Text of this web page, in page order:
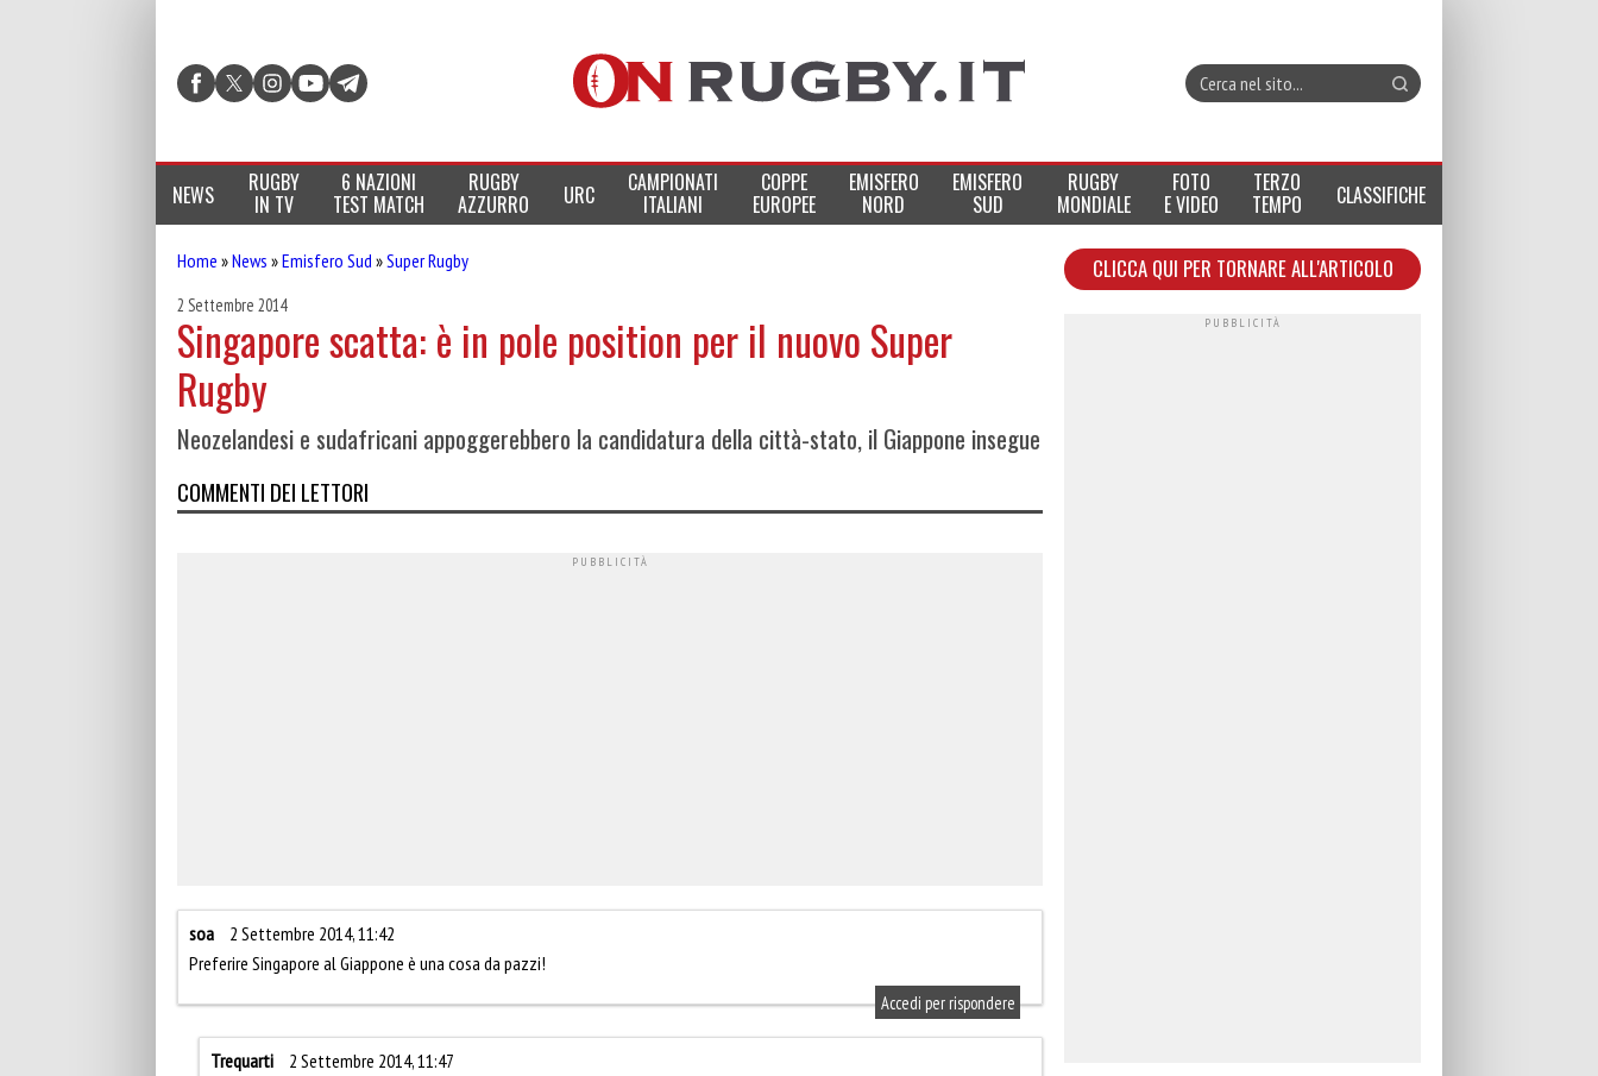
NEWS RUGBY
IN TV
6 NAZIONI
TEST MATCH
RUGBY
AZZURRO URC CAMPIONATI
ITALIANI
COPPE
EUROPEE
EMISFERO
NORD
EMISFERO
SUD
RUGBY
MONDIALE
FOTO
E VIDEO
TERZO
TEMPO CLASSIFICHE
Home »News »Emisfero Sud »Super Rugby
2 Settembre 2014
Singapore scatta: è in pole position per il nuovo Super
Rugby
Neozelandesi e sudafricani appoggerebbero la candidatura della città-stato, il Giappone insegue
COMMENTI DEI LETTORI
soa
2 Settembre 2014, 11:42
Preferire Singapore al Giappone è una cosa da pazzi!
Accedi per rispondere
Trequarti
2 Settembre 2014, 11:47
CLICCA QUI PER TORNARE ALL'ARTICOLO